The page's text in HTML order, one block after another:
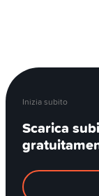
Inizia subito
Scarica